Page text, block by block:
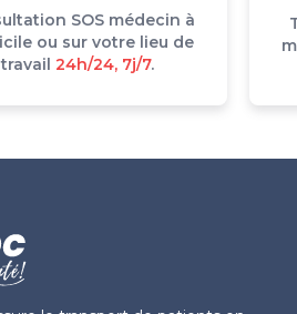
SOS médecin à
ou sur votre lieu de
travail 24h/24, 7j/7.